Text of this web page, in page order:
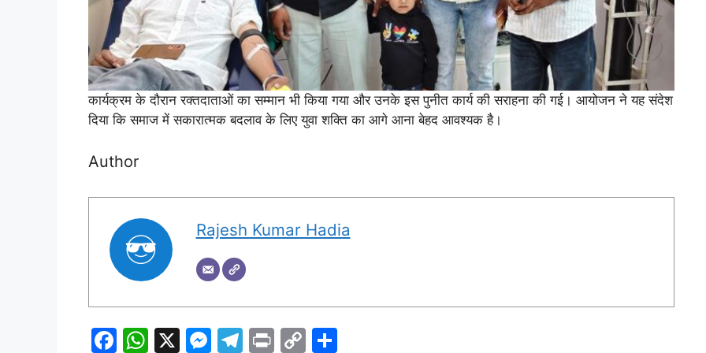
कार्यक्रम के दौरान रक्तदाताओं का सम्मान भी किया गया और उनके इस पुनीत कार्य की सराहना की गई। आयोजन ने यह संदेश
दिया कि समाज में सकारात्मक बदलाव के लिए युवा शक्ति का आगे आना बेहद आवश्यक है।
Author
Rajesh Kumar Hadia
F
W X
M T
Pr C